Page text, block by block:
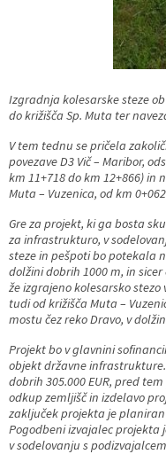
Izgradnja kolesarske steze
do križišča Sp. Muta ter
V tem tednu se pričela
povezave D3 Vič – Maribor,
km 11+718 do km 12+866) in
Muta – Vuzenica, od km
Gre za projekt, ki ga bosta
za infrastrukturo, v
steze in pešpoti bo potekala
dolžini dobrih 1000 m, in
že izgrajeno kolesarsko
tudi od križišča Muta –
mostu čez reko Dravo, v
Projekt bo v glavnini
objekt državne
dobrih 305.000 EUR, pred
odkup zemljišč in izdelavo
zaključek projekta je
Pogodbeni izvajalec projekta
v sodelovanju s